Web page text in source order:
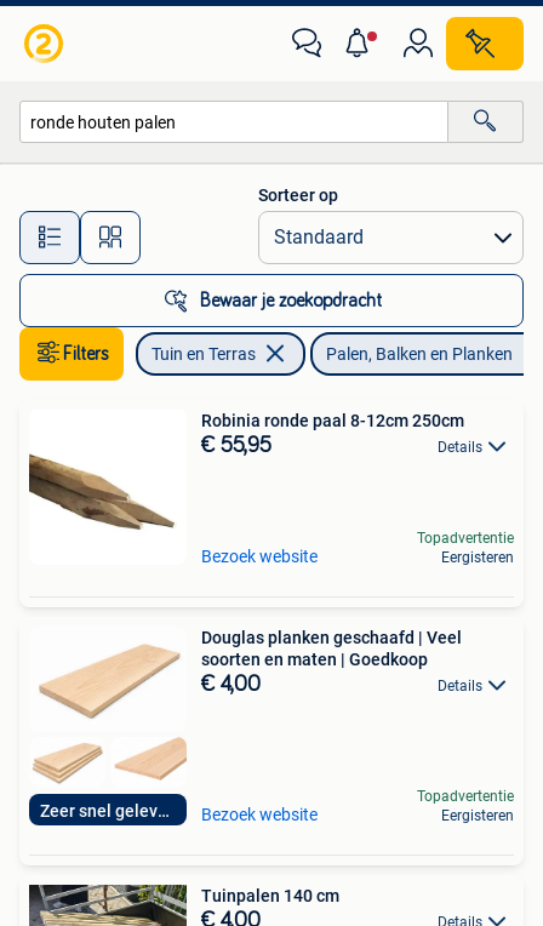
Alle afstanden…
Sorteer op
Bewaar je zoekopdracht
Filters Tuin en Terras Palen, Balken en Planken
Robinia ronde paal 8-12cm 250cm
€ 55,95 Details
Bezoek website
Topadvertentie
Eergisteren
Zeer snel geleverd
Douglas planken geschaafd | Veel
soorten en maten | Goedkoop
€ 4,00 Details
Bezoek website
Topadvertentie
Eergisteren
Tuinpalen 140 cm
€ 4,00 Details